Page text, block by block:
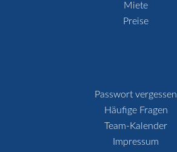
Miete
Preise
Passwort vergessen
Häufige Fragen
Team-Kalender
Impressum